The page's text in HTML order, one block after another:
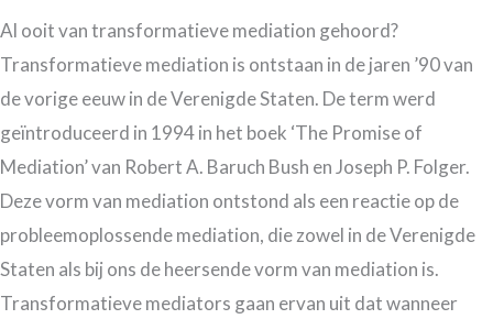
Al ooit van transformatieve mediation gehoord?
Transformatieve mediation is ontstaan in de jaren ’90 van
de vorige eeuw in de Verenigde Staten. De term werd
geïntroduceerd in 1994 in het boek ‘The Promise of
Mediation’ van Robert A. Baruch Bush en Joseph P. Folger.
Deze vorm van mediation ontstond als een reactie op de
probleemoplossende mediation, die zowel in de Verenigde
Staten als bij ons de heersende vorm van mediation is.
Transformatieve mediators gaan ervan uit dat wanneer